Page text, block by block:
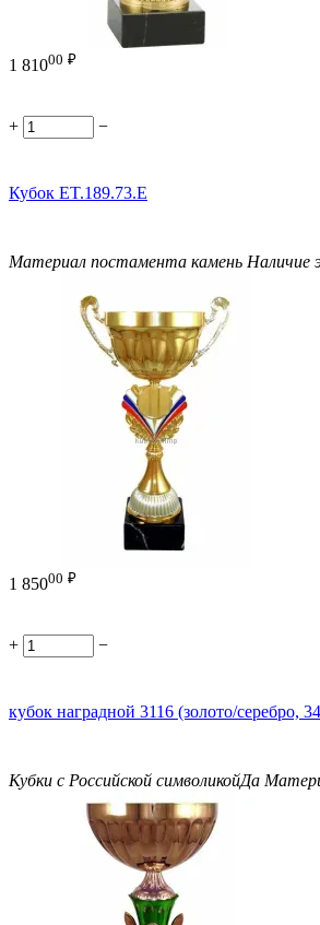
1 81000 ₽
+ −
Кубок ET.189.73.E
Материал постамента камень Наличие
1 85000 ₽
+ −
кубок наградной 3116 (золото/серебро,
Кубки с Российской символикойДа